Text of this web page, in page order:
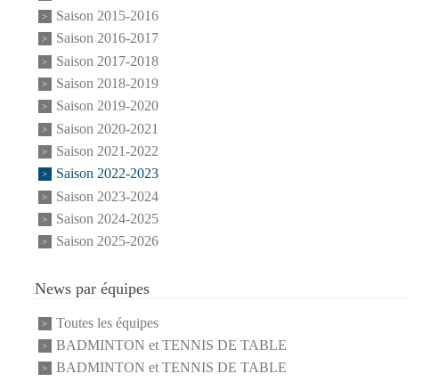
Saison 2015-2016
Saison 2016-2017
Saison 2017-2018
Saison 2018-2019
Saison 2019-2020
Saison 2020-2021
Saison 2021-2022
Saison 2022-2023
Saison 2023-2024
Saison 2024-2025
Saison 2025-2026
News par équipes
Toutes les équipes
BADMINTON et TENNIS DE TABLE
BADMINTON et TENNIS DE TABLE